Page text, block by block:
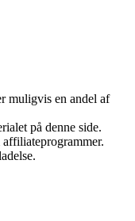
muligvis en andel af
på denne side.